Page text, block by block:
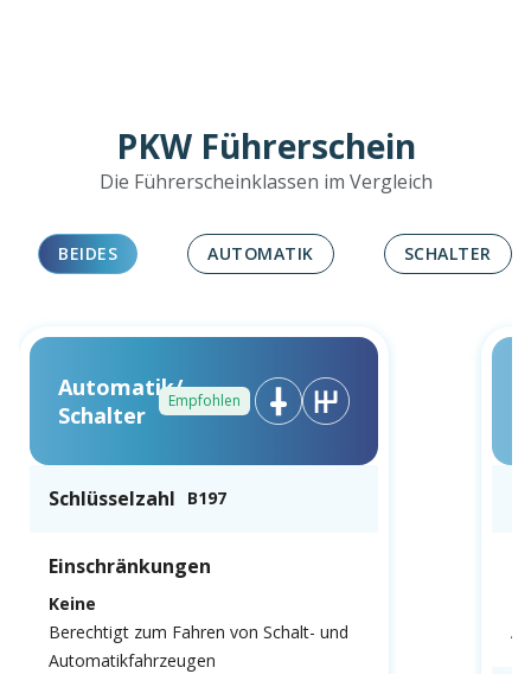
PKW Führerschein
Die Führerscheinklassen im Vergleich
BEIDES AUTOMATIK SCHALTER
Automatik/
Schalter
Empfohlen
Schlüsselzahl B197
Einschränkungen
Keine
Berechtigt zum Fahren von Schalt- und
Automatikfahrzeugen